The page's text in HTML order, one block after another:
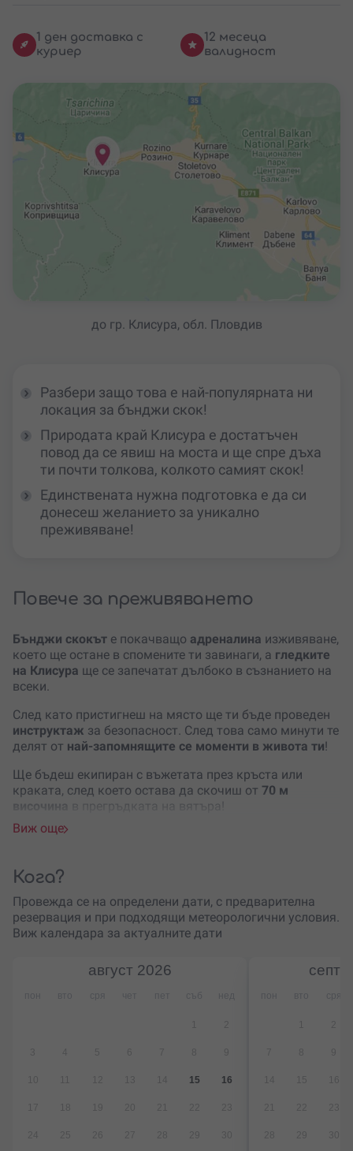
1 ден доставка с
куриер
12 месеца
валидност
до гр. Клисура, обл. Пловдив
Разбери защо това е най-популярната ни
локация за бънджи скок!
Природата край Клисура е достатъчен
повод да се явиш на моста и ще спре дъха
ти почти толкова, колкото самият скок!
Единствената нужна подготовка е да си
донесеш желанието за уникално
преживяване!
Повече за преживяването
Бънджи скокът е покачващо адреналина изживяване,
което ще остане в спомените ти завинаги, а гледките
на Клисура ще се запечатат дълбоко в съзнанието на
всеки.
След като пристигнеш на място ще ти бъде проведен
инструктаж за безопасност. След това само минути те
делят от най-запомнящите се моменти в живота ти!
Ще бъдеш екипиран с въжетата през кръста или
краката, след което остава да скочиш от 70 м
Виж още
Кога?
Провежда се на определени дати, с предварителна
резервация и при подходящи метеорологични условия.
Виж календара за актуалните дати
август 2026
пон вто сря чет пет нед
5
15 16
19
25 29
пон вто сря
9
15
29